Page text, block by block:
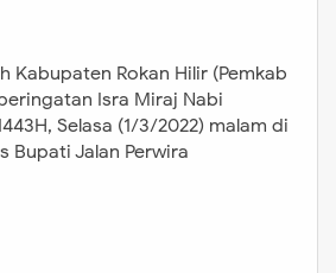
Kabupaten Rokan Hilir (Pemkab
Isra Miraj Nabi
Selasa (1/3/2022) malam di
Bupati Jalan Perwira